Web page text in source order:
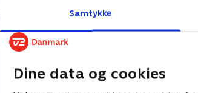
Samtykke
Dine data og cookies
hovedet, da
bliver løsladt
tid, dræber
L.A hvor Ray
Ray iværksætter en
sin far tilbage i
Ray og tilbringer
1. juli 2021 • 50 min